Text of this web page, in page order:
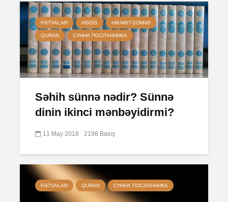
FƏTVALAR HƏDIS HIKMƏT-SÜNNƏ
QURAN СУННА ПОСЛАННИКА
Səhih sünnə nədir? Sünnə
dinin ikinci mənbəyidirmi?
11 May 2018 2198 Baxış
FƏTVALAR QURAN СУННА ПОСЛАННИКА